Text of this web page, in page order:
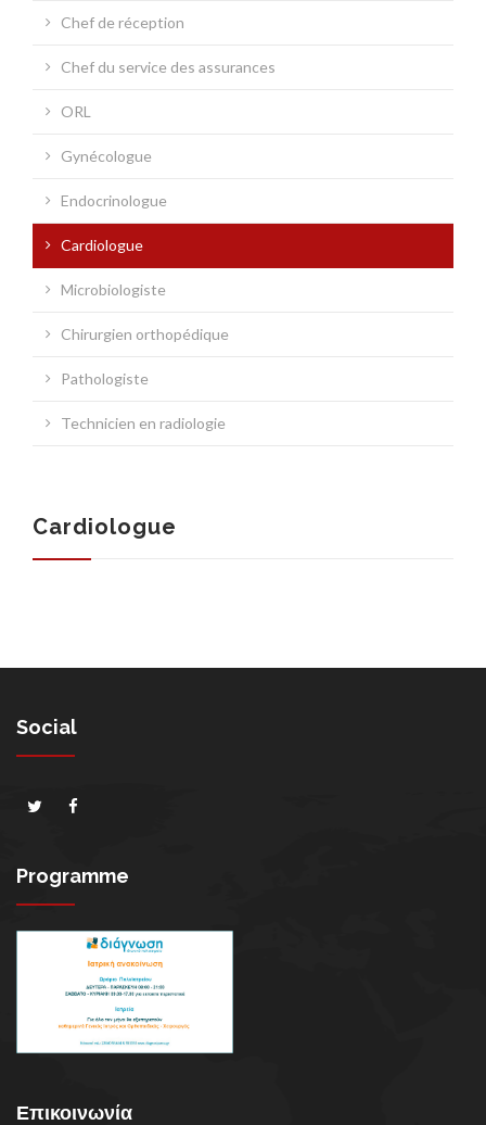
NOUVELLES MÉDICALES
Chef de réception
Chef du service des assurances
ORL
Gynécologue
Endocrinologue
Cardiologue
Microbiologiste
Chirurgien orthopédique
Pathologiste
Technicien en radiologie
Cardiologue
Social
Programme
Επικοινωνία